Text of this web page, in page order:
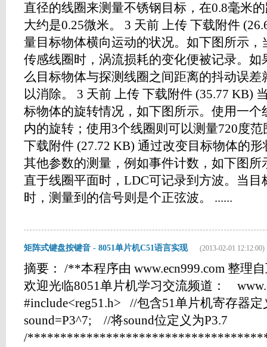
直径的线圈来测量不锈钢目标，在0.8毫米
大约是0.25微米。 3 天前 上传 下载附件
量目标物体横向运动的状况。如下图所示
传感线圈时，涡流损耗的变化便被记录。
么目标物体与探测线圈之间距离的抖动误
以消除。 3 天前 上传 下载附件 (35.77 KB)
标物体的旋转情况，如下图所示。使用一个
内的旋转；使用3个线圈则可以测量720度
下载附件 (27.72 KB) 通过改变目标物体的
其他参数的测量，例如事件计数，如下图
直于线圈平面时，LDC可记录到方波。当
时，测量到的信号则是个正弦波。 ......
矩阵式键盘按键音 - 8051单片机C51语言实现 (2013-02-01 12:12:00)
摘要： /**本程序由 www.ecn999.com 整理
欢迎光临8051单片机学习交流频道：
#include<reg51.h> //包含51单片机寄存器定
sound=P3^7; //将sound位定义为P3.7
/